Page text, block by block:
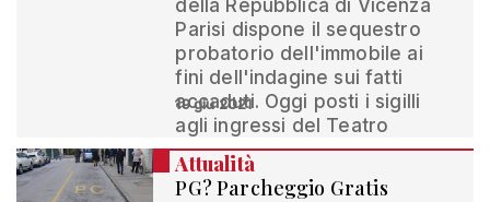
della Repubblica di Vicenza
Parisi dispone il sequestro
probatorio dell'immobile ai
fini dell'indagine sui fatti
accaduti. Oggi posti i sigilli
agli ingressi del Teatro
19 giu 2021
Attualità
PG? Parcheggio Gratis